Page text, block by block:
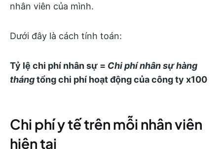
nhân viên của mình.
Dưới đây là cách tính toán:
Tỷ lệ chi phí nhân sự = Chi phí nhân sự hàng
thángtổng chi phí hoạt động của công ty x100
Chi phí y tế trên mỗi nhân viên
hiện tại